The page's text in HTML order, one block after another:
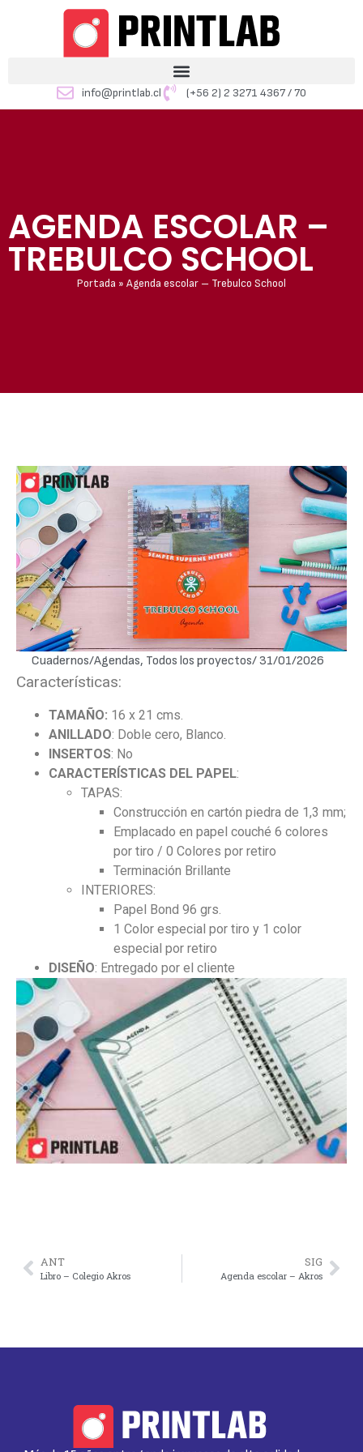
info@printlab.cl (+56 2) 2 3271 4367 / 70
AGENDA ESCOLAR –
TREBULCO SCHOOL
Portada » Agenda escolar – Trebulco School
Cuadernos/Agendas, Todos los proyectos/31/01/2026
Características:
TAMAÑO: 16 x 21 cms.
ANILLADO: Doble cero, Blanco.
INSERTOS: No
CARACTERÍSTICAS DEL PAPEL:
TAPAS:
Construcción en cartón piedra de 1,3 mm;
Emplacado en papel couché 6 colores
por tiro / 0 Colores por retiro
Terminación Brillante
INTERIORES:
Papel Bond 96 grs.
1 Color especial por tiro y 1 color
especial por retiro
DISEÑO: Entregado por el cliente
ANT
Libro – Colegio Akros
SIG
Agenda escolar – Akros